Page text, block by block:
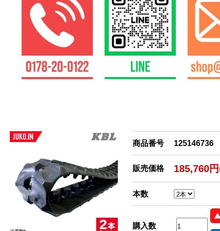
商品番号 125146736
販売価格 185,760
本数
購入数